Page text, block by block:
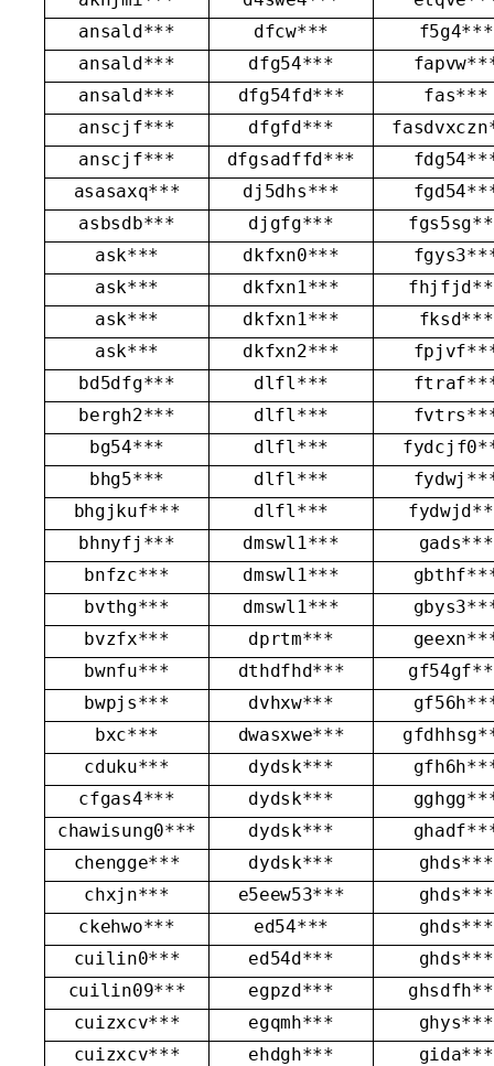
ansald***
dfcw***
f5g4***
ansald***
dfg54***
ansald***
dfg54fd***
fas***
anscjf***
dfgfd***
anscjf***
dfgsadffd***
asasaxq***
dj5dhs***
asbsdb***
djgfg***
ask***
dkfxn0***
ask***
dkfxn1***
ask***
dkfxn1***
fksd***
ask***
dkfxn2***
bd5dfg***
dlfl***
bergh2***
dlfl***
bg54***
dlfl***
bhg5***
dlfl***
bhgjkuf***
dlfl***
bhnyfj***
dmswl1***
gads***
bnfzc***
dmswl1***
bvthg***
dmswl1***
bvzfx***
dprtm***
bwnfu***
dthdfhd***
bwpjs***
dvhxw***
bxc***
dwasxwe***
cduku***
dydsk***
cfgas4***
dydsk***
chawisung0***
dydsk***
chengge***
dydsk***
ghds***
chxjn***
e5eew53***
ghds***
ckehwo***
ed54***
ghds***
cuilin0***
ed54d***
ghds***
cuilin09***
egpzd***
cuizxcv***
egqmh***
ghys***
cuizxcv***
ehdgh*** gida***